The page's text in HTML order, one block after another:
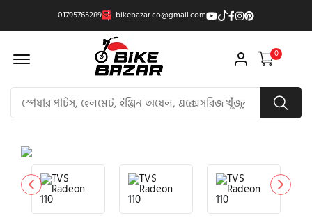
01795765289 bikebazar.co@gmail.com
Offcanvas Menu Open 0
product view